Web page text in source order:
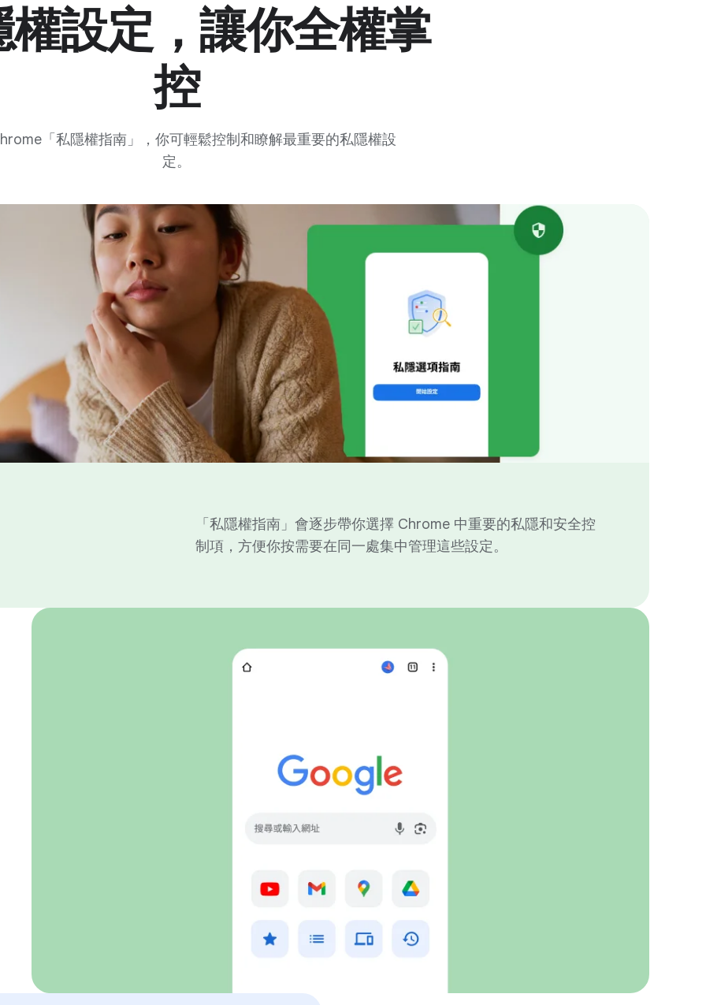
權設定，讓你全權掌
控
「私隱權指南」，你可輕鬆控制和瞭解最重要的私隱權設
定。
「私隱權指南」會逐步帶你選擇 Chrome 中重要的私隱和安全控
制項，方便你按需要在同一處集中管理這些設定。